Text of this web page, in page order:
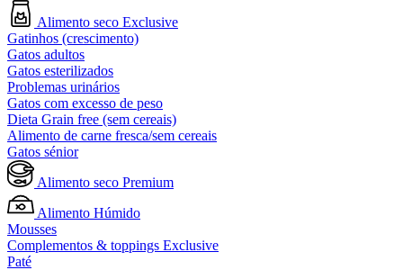
Alimento seco Exclusive
Gatinhos (crescimento)
Gatos adultos
Gatos esterilizados
Problemas urinários
Gatos com excesso de peso
Dieta Grain free (sem cereais)
Alimento de carne fresca/sem cereais
Gatos sénior
Alimento seco Premium
Alimento Húmido
Mousses
Complementos & toppings Exclusive
Paté